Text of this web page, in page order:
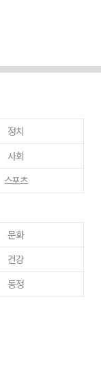
정치
사회
스포츠
문화
건강
동정